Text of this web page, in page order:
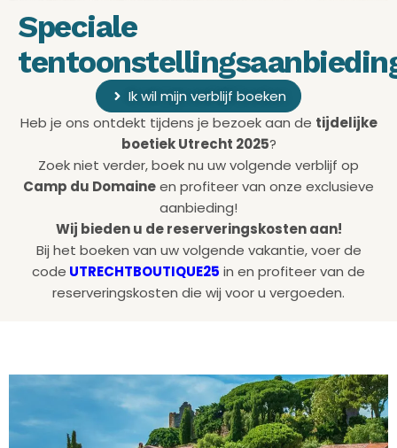
Speciale
Ik wil mijn verblijf boeken
Heb je ons ontdekt tijdens je bezoek aan de tijdelijke
boetiek Utrecht 2025?
Zoek niet verder, boek nu uw volgende verblijf op
Camp du Domaineen profiteer van onze exclusieve
aanbieding!
Wij bieden u de reserveringskosten aan!
Bij het boeken van uw volgende vakantie, voer de
code UTRECHTBOUTIQUE25 in en profiteer van de
reserveringskosten die wij voor u vergoeden.